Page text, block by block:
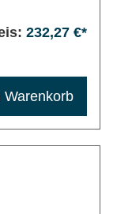
232,27 €*
Warenkorb